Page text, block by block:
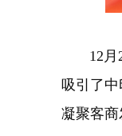
12月25
吸引了
凝聚客商